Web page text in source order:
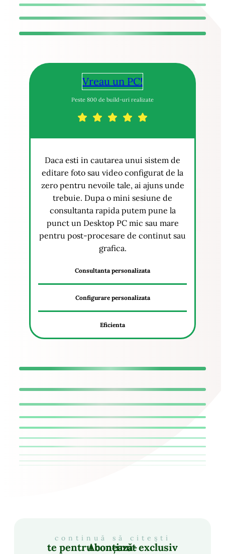
Vreau un PC!
Peste 800 de build-uri realizate
Daca esti in cautarea unui sistem de
editare foto sau video configurat de la
zero pentru nevoile tale, ai ajuns unde
trebuie. Dupa o mini sesiune de
consultanta rapida putem pune la
punct un Desktop PC mic sau mare
pentru post-procesare de continut sau
grafica.
Consultanta personalizata
Configurare personalizata
Eficienta
continuă să citești
Abonează-te pentru conținut exclusiv